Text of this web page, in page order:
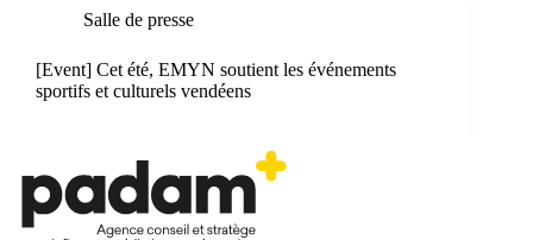
Salle de presse
[Event] Cet été, EMYN soutient les événements
sportifs et culturels vendéens